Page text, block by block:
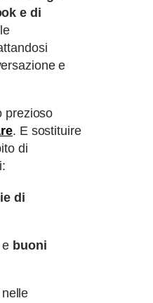
e di
e
prezioso
. Esostituire
di
di
e buoni